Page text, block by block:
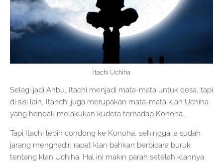
Itachi Uchiha
Selagi jadi Anbu, Itachi menjadi mata-mata untuk desa, tapi
di sisi lain, Itahchi juga merupakan mata-mata klan Uchiha
yang hendak melakukan kudeta terhadap Konoha.
Tapi Itachi lebih condong ke Konoha, sehingga ia sudah
jarang menghadiri rapat klan bahkan berbicara buruk
tentang klan Uchiha. Hal ini makin parah setelah klannya